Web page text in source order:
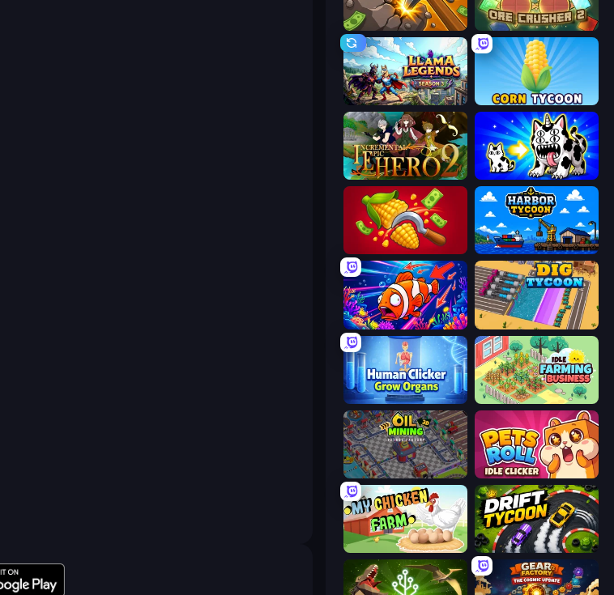
Mine Clicker OreCrusher 2
Llama Legends Corn Tycoon
Incremental Epic Hero 2 Strange Cats
Farm-51: Secret Harvest Harbor Tycoon
Fish Catch Idle Dig Tycoon
Human Clicker: Grow Organs Idle Farming Business
Oil Mining 3D: Petrol Factory Pets Roll: Idle Clicker
My Chicken Farm Drift Tycoon